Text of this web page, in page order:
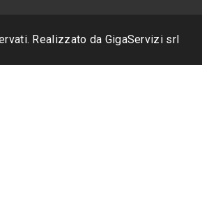
Realizzato da GigaServizi srl